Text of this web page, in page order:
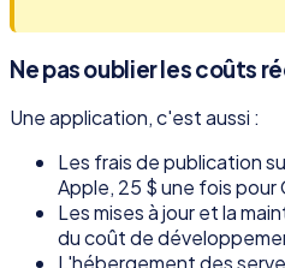
Ne pas oublier les coûts
Une application, c'est aussi :
Les frais de publication
Apple, 25 $ une fois pour
Les mises à jour et la
du coût de